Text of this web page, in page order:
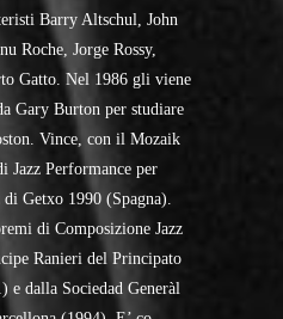
Barry Altschul, John
Roche, Jorge Rossy,
Gatto. Nel 1986 gli viene
Gary Burton per studiare
Vince, con il Mozaik
Jazz Performance per
Getxo 1990 (Spagna).
di Composizione Jazz
Ranieri del Principato
e dalla Sociedad Generàl